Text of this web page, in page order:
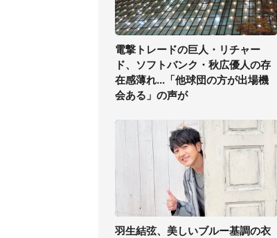
電撃トレードの巨人・リチャー
ド、ソフトバンク・秋広優人の存
在感薄れ...「他球団の方が出場機
会ある」の声が
羽生結弦、美しいブルー基調の衣